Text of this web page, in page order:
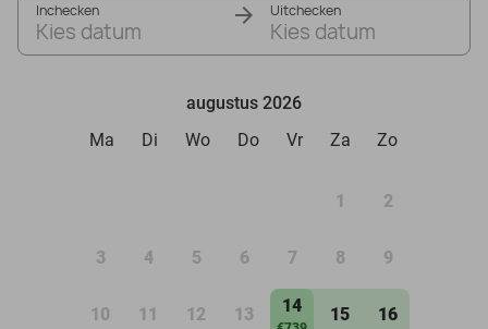
Inchecken
Kies datum
Uitchecken
Kies datum
augustus 2026
Ma
Di Wo Do Vr Za Zo
1 2
3 4 5 6 7 8 9
10 11 12 13 14 15 16